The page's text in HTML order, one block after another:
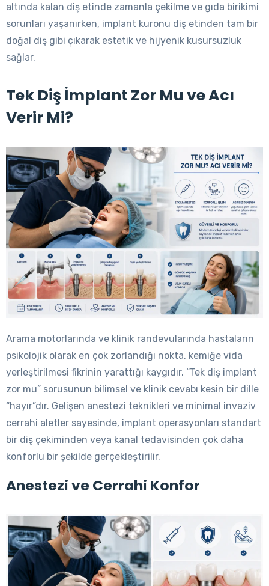
altında kalan diş etinde zamanla çekilme ve gıda birikimi
sorunları yaşanırken, implant kuronu diş etinden tam bir
doğal diş gibi çıkarak estetik ve hijyenik kusursuzluk
sağlar.
Tek Diş İmplant Zor Mu ve Acı
Verir Mi?
Arama motorlarında ve klinik randevularında hastaların
psikolojik olarak en çok zorlandığı nokta, kemiğe vida
yerleştirilmesi fikrinin yarattığı kaygıdır. “Tek diş implant
zor mu” sorusunun bilimsel ve klinik cevabı kesin bir dille
“hayır”dır. Gelişen anestezi teknikleri ve minimal invaziv
cerrahi aletler sayesinde, implant operasyonları standart
bir diş çekiminden veya kanal tedavisinden çok daha
konforlu bir şekilde gerçekleştirilir.
Anestezi ve Cerrahi Konfor